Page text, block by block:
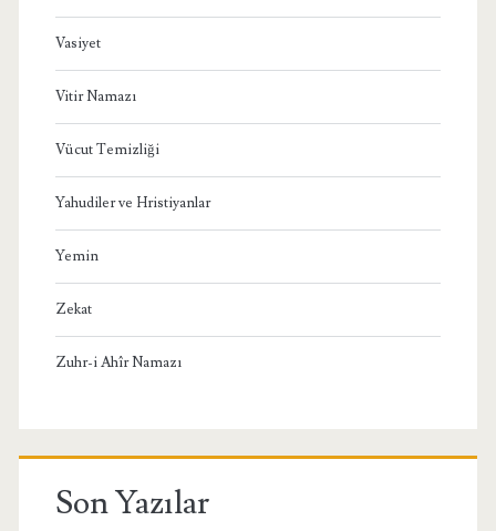
Vasiyet
Vitir Namazı
Vücut Temizliği
Yahudiler ve Hristiyanlar
Yemin
Zekat
Zuhr-i Ahîr Namazı
Son Yazılar